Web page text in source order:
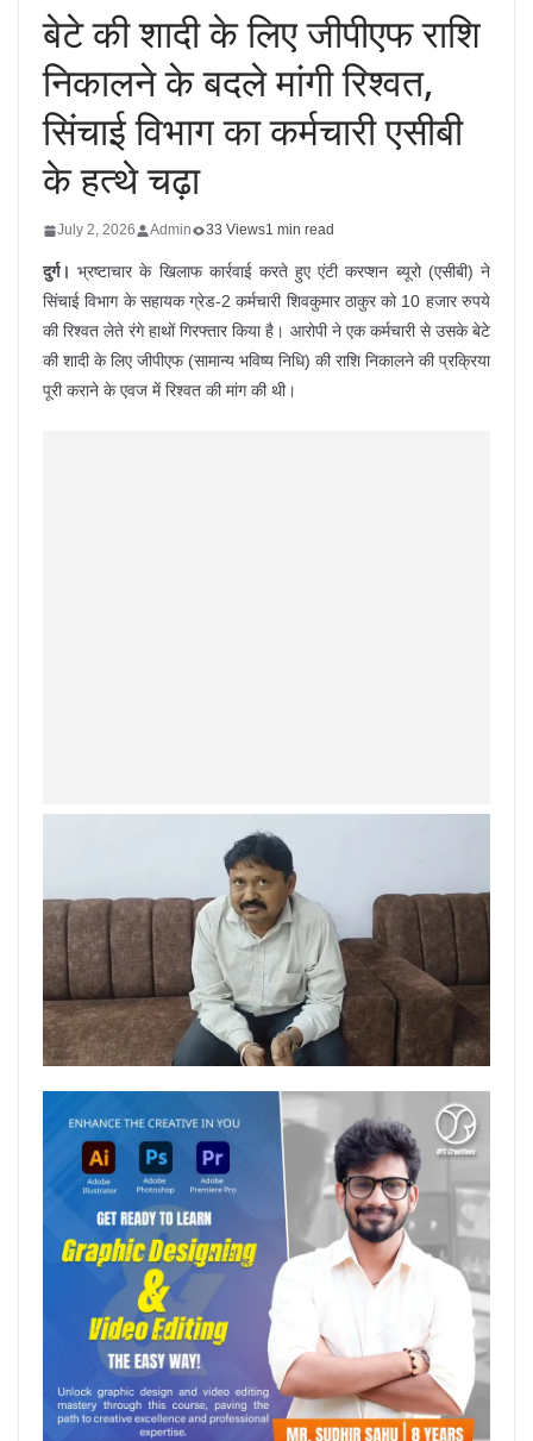
बेटे की शादी के लिए जीपीएफ राशि
निकालने के बदले मांगी रिश्वत,
सिंचाई विभाग का कर्मचारी एसीबी
के हत्थे चढ़ा
July 2, 2026 Admin 33 Views1 min read
दुर्ग। भ्रष्टाचार के खिलाफ कार्रवाई करते हुए एंटी करप्शन ब्यूरो (एसीबी) ने
सिंचाई विभाग के सहायक ग्रेड-2 कर्मचारी शिवकुमार ठाकुर को 10 हजार रुपये
की रिश्वत लेते रंगे हाथों गिरफ्तार किया है। आरोपी ने एक कर्मचारी से उसके बेटे
की शादी के लिए जीपीएफ (सामान्य भविष्य निधि) की राशि निकालने की प्रक्रिया
पूरी कराने के एवज में रिश्वत की मांग की थी।